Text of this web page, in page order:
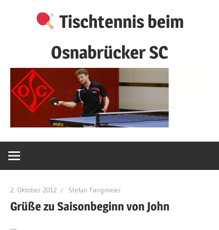
Tischtennis beim
Osnabrücker SC
2. Oktober 2012 Stefan Fangmeier
Grüße zu Saisonbeginn von John